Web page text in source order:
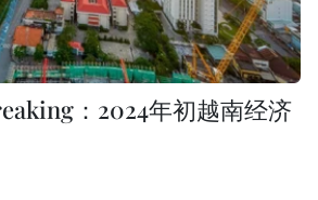
：2024年初越南经济